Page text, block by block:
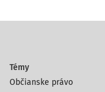
Témy
Občianske právo